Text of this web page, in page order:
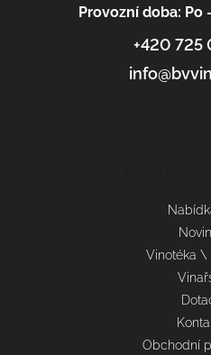
Provozní doba: Po
+420 725
Vinotéka \
Obchodní